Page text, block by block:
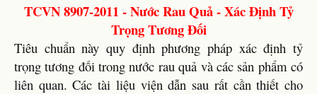
TCVN 8907-2011 - Nước Rau Quả - Xác Định Tỷ
Trọng Tương Đối
Tiêu chuẩn này quy định phương pháp xác định tỷ
trọng tương đối trong nước rau quả và các sản phẩm có
liên quan. Các tài liệu viện dẫn sau rất cần thiết cho